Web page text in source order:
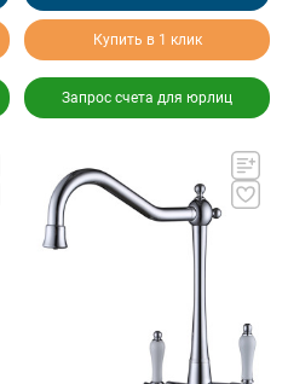
Купить в 1 клик
Запрос счета для юрлиц